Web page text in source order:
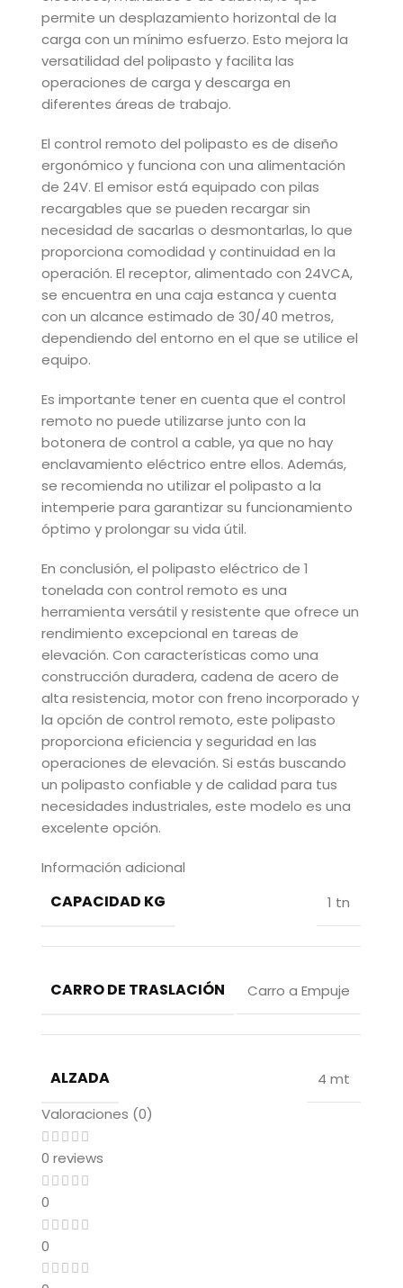
permite un desplazamiento horizontal de la
carga con un mínimo esfuerzo. Esto mejora la
versatilidad del polipasto y facilita las
operaciones de carga y descarga en
diferentes áreas de trabajo.
El control remoto del polipasto es de diseño
ergonómico y funciona con una alimentación
de 24V. El emisor está equipado con pilas
recargables que se pueden recargar sin
necesidad de sacarlas o desmontarlas, lo que
proporciona comodidad y continuidad en la
operación. El receptor, alimentado con 24VCA,
se encuentra en una caja estanca y cuenta
con un alcance estimado de 30/40 metros,
dependiendo del entorno en el que se utilice el
equipo.
Es importante tener en cuenta que el control
remoto no puede utilizarse junto con la
botonera de control a cable, ya que no hay
enclavamiento eléctrico entre ellos. Además,
se recomienda no utilizar el polipasto a la
intemperie para garantizar su funcionamiento
óptimo y prolongar su vida útil.
En conclusión, el polipasto eléctrico de 1
tonelada con control remoto es una
herramienta versátil y resistente que ofrece un
rendimiento excepcional en tareas de
elevación. Con características como una
construcción duradera, cadena de acero de
alta resistencia, motor con freno incorporado y
la opción de control remoto, este polipasto
proporciona eficiencia y seguridad en las
operaciones de elevación. Si estás buscando
un polipasto confiable y de calidad para tus
necesidades industriales, este modelo es una
excelente opción.
Información adicional
CAPACIDAD KG 1 tn
CARRO DE TRASLACIÓN Carro a Empuje
ALZADA
4 mt
Valoraciones (0)
0 reviews
0
0